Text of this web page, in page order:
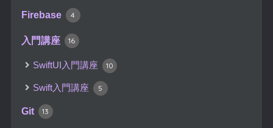
Firebase 4
入門講座 16
SwiftUI入門講座 10
Swift入門講座 5
Git 13